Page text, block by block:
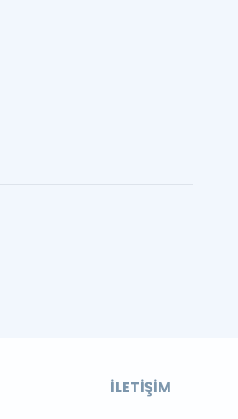
İLETIŞIM